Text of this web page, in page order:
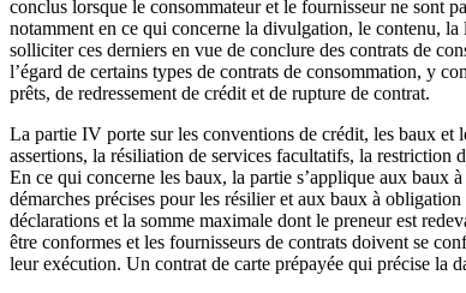
conclus lorsque le consommateur et le fournisseur ne sont
notamment en ce qui concerne la divulgation, le contenu,
solliciter ces derniers en vue de conclure des contrats de
l’égard de certains types de contrats de consommation, y
prêts, de redressement de crédit et de rupture de contrat.
La partie IV porte sur les conventions de crédit, les baux et
assertions, la résiliation de services facultatifs, la restriction
En ce qui concerne les baux, la partie s’applique aux baux
démarches précises pour les résilier et aux baux à
déclarations et la somme maximale dont le preneur est
être conformes et les fournisseurs de contrats doivent se
leur exécution. Un contrat de carte prépayée qui précise la